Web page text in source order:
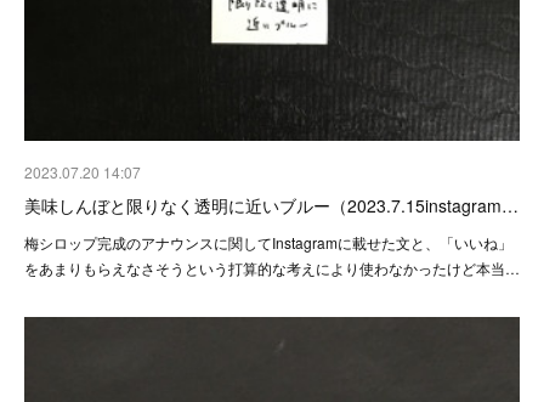
2023.07.20 14:07
美味しんぼと限りなく透明に近いブルー（2023.7.15instagram…
梅シロップ完成のアナウンスに関してInstagramに載せた文と、「いいね」
をあまりもらえなさそうという打算的な考えにより使わなかったけど本当…